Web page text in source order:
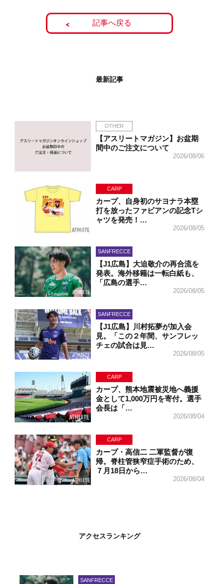
記事へ戻る
最新記事
OTHER
【アスリートマガジン】お盆期
間中のご注文について
2026/08/06
CARP
カープ、自身初のサヨナラ本塁
打を放ったファビアンの記念Tシ
ャツを発売！…
2026/08/05
SANFRECCE
【J1広島】大迫敬介の再合流を
発表。海外移籍は一転白紙も、
「広島の選手…
2026/08/05
SANFRECCE
【J1広島】川村拓夢が加入会
見。「この２年間、サンフレッ
チェの試合は見…
2026/08/05
CARP
カープ、熊本地震被災地へ義援
金として1,000万円を寄付。選手
会長は「…
2026/08/04
CARP
カープ・高信二 二軍監督が復
帰。脊柱管狭窄症手術のため、
７月18日から…
2026/08/04
アクセスランキング
SANFRECCE